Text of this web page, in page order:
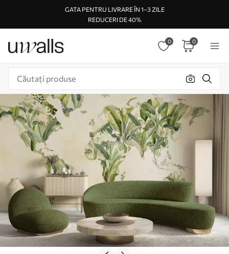
GATA PENTRU LIVRARE ÎN 1–3 ZILE
REDUCERI DE 40%
0 0